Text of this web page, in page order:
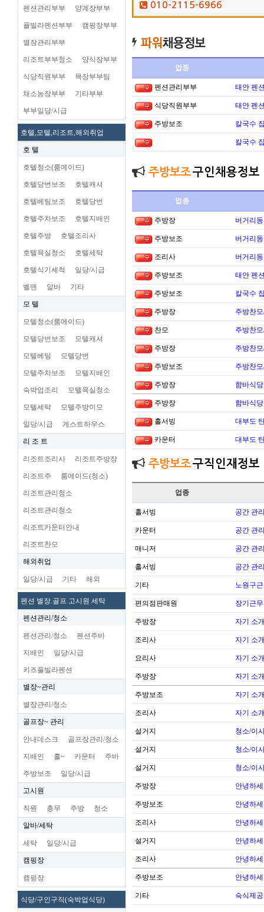
펜션관리부부 양계장부부
플빌라펜션부부 캠핑장부부
별장관리부부
리조트부부청소 양식장부부
식당직원부부 목장부부팀
채소농장부부 기타부부
부부일당/시급
호텔,모텔,리조트,해외취업
호 텔
호텔청소(룸메이드)
호텔당번보조 호텔캐셔
호텔베팅보조 호텔당번
호텔주차보조 호텔지배인
호텔주방 호텔조리사
호텔욕실청소 호텔세탁
호텔식기세척 일당/시급
벨맨 알바 기타
모 텔
모텔청소(룸메이드)
모텔당번보조 모텔캐셔
모텔베팅 모텔당번
모텔주차보조 모텔지배인
숙박업조리 모텔욕실청소
모텔세탁 모텔주방이모
일당/시급 게스트하우스
리 조 트
리조트조리사 리조트주방장
리조트주 룸메이드(청소)
리조트관리청소
리조트관리청소
리조트카운터안내
리조트찬모
해외취업
일당/시급 기타 해외
펜션 별장.골프.고시원 세탁
펜션관리/청소
펜션관리/청소 펜션주바
지배인 일당/시급
키즈풀빌라펜션
별장~관리
별장관리/청소
골프장~ 관리
안내데스크 골프장관리/청소
지배인 홀~ 카운터 주바
주방보조 일당/시급
고시원
직원 총무 주방 청소
알바/세탁
세탁 일당/시급
캠핑장
캠핑장
식당/구인구직(숙박업식당)
010-2115-6966
업종
펜션관리부부 태안 펜
식당직원부부 태안 펜
주방보조 칼국수
칼국수
주방보조구인채용정보
업종
주방장 버거리
주방보조 버거리
조리사 버거리
주방보조 태안 펜
주방보조 칼국수
주방장 주방찬
찬모 주방찬
주방장 주방찬
주방보조 주방찬
주방장 함바식
주방장 함바식
홀서빙 대부도
카운터 대부도
주방보조구직인재정보
업종
홀서빙 공간 관
카운터 공간 관
매니저 공간 관
홀서빙 공간 관
기타 노원구
편의점판매원 장기근
주방장 자기 소
조리사 자기 소
요리사 자기 소
주방장 자기 소
주방보조 자기 소
조리사 자기 소
설거지 청소/이
설거지 청소/이
설거지 청소/이
주방장 안녕하
주방보조 안녕하
조리사 안녕하
설거지 안녕하
조리사 안녕하
주방보조 안녕하
기타 숙식제